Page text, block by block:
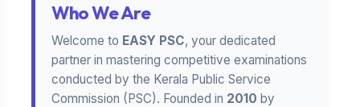
Who We Are
Welcome to EASY PSC, your dedicated
partner in mastering competitive examinations
conducted by the Kerala Public Service
Commission (PSC). Founded in 2010 by